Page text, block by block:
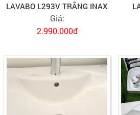
LAVABO L293V TRẮNG INAX
Giá:
2.990.000đ